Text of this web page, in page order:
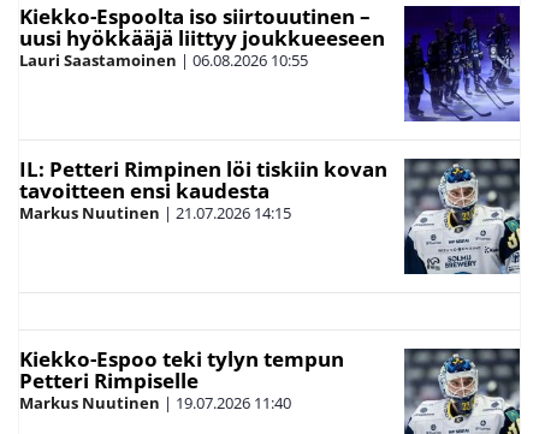
Kiekko-Espoolta iso siirtouutinen –
uusi hyökkääjä liittyy joukkueeseen
Lauri Saastamoinen | 06.08.2026 10:55
IL: Petteri Rimpinen löi tiskiin kovan
tavoitteen ensi kaudesta
Markus Nuutinen | 21.07.2026 14:15
Kiekko-Espoo teki tylyn tempun
Petteri Rimpiselle
Markus Nuutinen | 19.07.2026 11:40